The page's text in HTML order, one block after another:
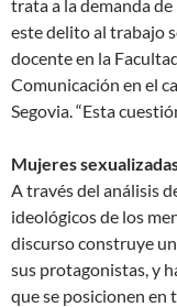
trata a la demanda
este delito al trabajo
docente en la
Comunicación en el
Segovia. “Esta
Mujeres
A través del análisis
ideológicos de los
discurso construye
sus protagonistas, y
que se posicionen en